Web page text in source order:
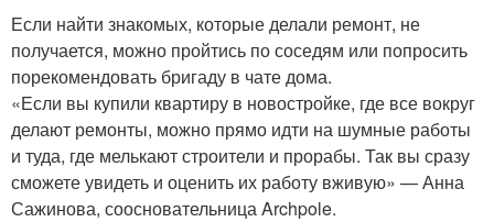
Если найти знакомых, которые делали ремонт, не
получается, можно пройтись по соседям или попросить
порекомендовать бригаду в чате дома.
«Если вы купили квартиру в новостройке, где все вокруг
делают ремонты, можно прямо идти на шумные работы
и туда, где мелькают строители и прорабы. Так вы сразу
сможете увидеть и оценить их работу вживую» — Анна
Сажинова, соосновательница Archpole.